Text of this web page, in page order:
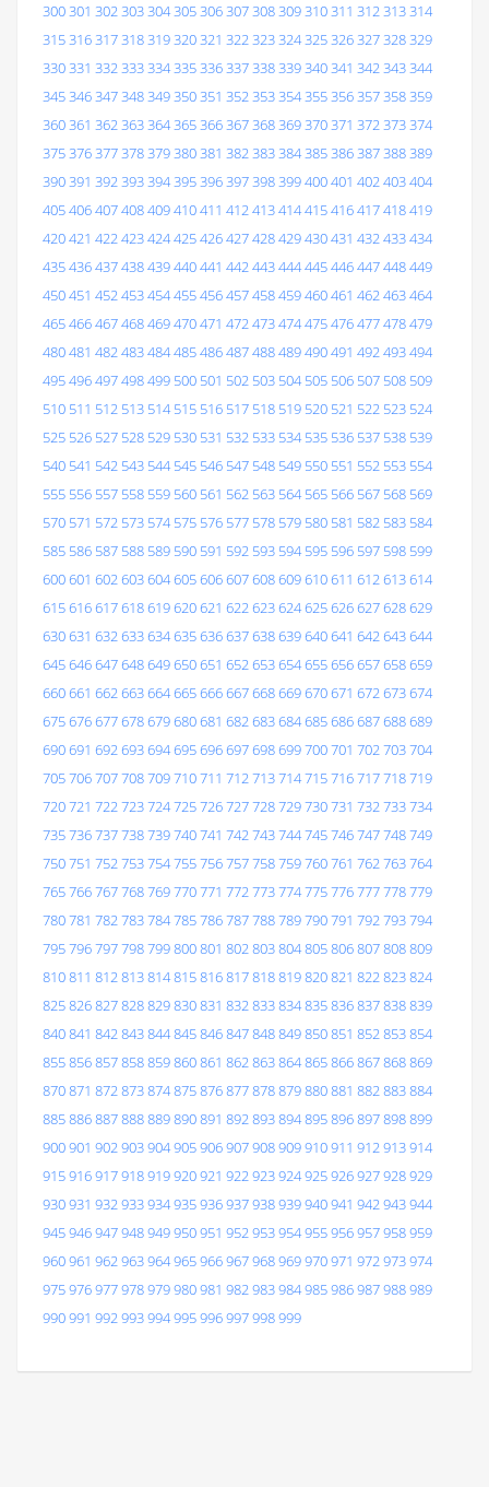
300301 302303304305306307308309310311 312313314
315316317318319320321 322323324325326327328329
330331 332333334335336337338339340341 342343344
345346347348349350351 352353354355356357358359
360361 362363364365366367368369370371 372373374
375376377378379380381 382383384385386387388389
390391 392393394395396397398399400401 402403404
405406407408409410411 412413414415416417418419
420421 422423424425426427428429430431 432433434
435436437438439440441 442443444445446447448449
450451 452453454455456457458459460461 462463464
465466467468469470471 472473474475476477478479
480481 482483484485486487488489490491 492493494
495496497498499 500 501 502 503 504 505 506 507 508 509
510 511 512 513 514 515 516 517 518 519 520 521 522 523 524
525 526 527 528 529 530 531 532 533 534 535 536 537 538 539
540 541 542 543 544 545 546 547 548 549 550 551 552 553 554
555 556 557 558 559 560 561 562 563 564 565 566 567 568 569
570 571 572 573 574 575 576 577 578 579 580 581 582 583 584
585 586 587 588 589 590 591 592 593 594 595 596 597 598 599
600601 602603604605606607608609610611 612613614
615616617618619620621 622623624625626627628629
630631 632633634635636637638639640641 642643644
645646647648649650651 652653654655656657658659
660661 662663664665666667668669670671 672673674
675676677678679680681 682683684685686687688689
690691 692693694695696697698699700701 702703704
705706707708709710711 712713714715716717718719
720721 722723724725726727728729730731 732733734
735736737738739740741 742743744745746747748749
750751 752753754755756757758759760761 762763764
765766767768769770771 772773774775776777778779
780781 782783784785786787788789790791 792793794
795796797798799800801 802803804805806807808809
810811 812813814815816817818819820821 822823824
825826827828829830831 832833834835836837838839
840841 842843844845846847848849850851 852853854
855856857858859860861 862863864865866867868869
870871 872873874875876877878879880881 882883884
885886887888889890891 892893894895896897898899
900901 902903904905906907908909910911 912913914
915916917918919920921 922923924925926927928929
930931 932933934935936937938939940941 942943944
945946947948949950951 952953954955956957958959
960961 962963964965966967968969970971 972973974
975976977978979980981 982983984985986987988989
990991 992993994995996997998999